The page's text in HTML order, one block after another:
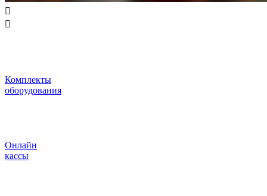
Комплекты
оборудования
Онлайн
кассы